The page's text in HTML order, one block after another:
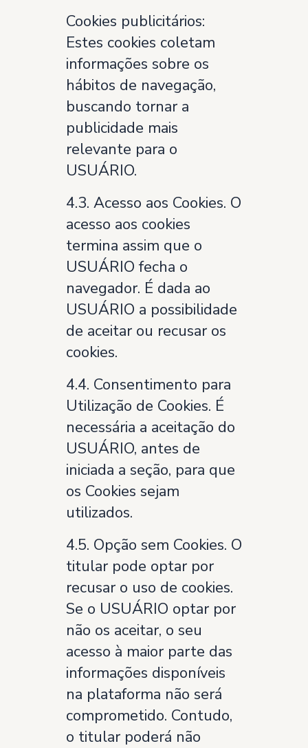
Cookies publicitários:
Estes cookies coletam
informações sobre os
hábitos de navegação,
buscando tornar a
publicidade mais
relevante para o
USUÁRIO.
4.3. Acesso aos Cookies. O
acesso aos cookies
termina assim que o
USUÁRIO fecha o
navegador. É dada ao
USUÁRIO a possibilidade
de aceitar ou recusar os
cookies.
4.4. Consentimento para
Utilização de Cookies. É
necessária a aceitação do
USUÁRIO, antes de
iniciada a seção, para que
os Cookies sejam
utilizados.
4.5. Opção sem Cookies. O
titular pode optar por
recusar o uso de cookies.
Se o USUÁRIO optar por
não os aceitar, o seu
acesso à maior parte das
informações disponíveis
na plataforma não será
comprometido. Contudo,
o titular poderá não